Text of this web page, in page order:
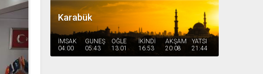
Karabük
İMSAK
04:00
GÜNEŞ
05:43
ÖĞLE
13:01
İKİNDİ
16:53
AKŞAM
20:08
YATSI
21:44